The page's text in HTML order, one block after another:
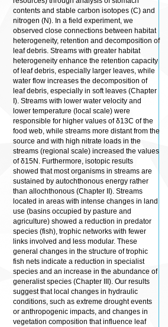
contents and stable carbon isotopes (C) and
nitrogen (N). In a field experiment, we
observed close connections between habitat
heterogeneity, retention and decomposition of
leaf debris. Streams with greater habitat
heterogeneity enhance the retention capacity
of leaf debris, especially larger leaves, while
water flow increases the decomposition of
leaf debris, especially in soft leaves (Chapter
I). Streams with lower water velocity and
lower temperature (local scale) were
responsible for higher values of δ13C of the
food web, while streams more distant from the
source and with high nitrate loads in the
streams (regional scale) increased the values
of δ15N. Furthermore, isotopic results
showed that most organisms in streams are
sustained by autochthonous energy rather
than allochthonous (Chapter II). Streams
located in areas with intense changes in land
use (basins occupied by pasture and
agriculture) showed a reduction in predator
species (fish), trophic networks with fewer
links involved and less modular. These
general changes in the structure of trophic
fish nets indicate a reduction in specialist
species and an increase in the abundance of
generalist species (Chapter III). Our results
suggest that local changes in hydraulic
conditions, such as extreme drought events
or anthropogenic impacts, and changes in
vegetation composition that influence leaf